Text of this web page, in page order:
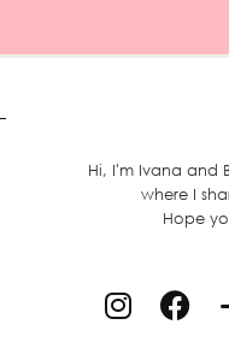
Hi, I'm Ivana and
where I
Hope